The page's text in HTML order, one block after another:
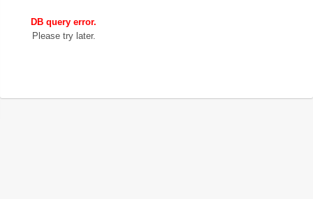
DB query error.
Please try later.